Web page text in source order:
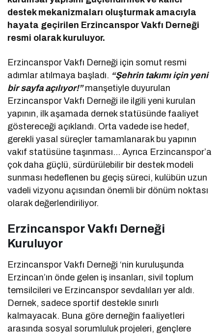
destek mekanizmaları oluşturmak amacıyla
hayata geçirilen Erzincanspor Vakfı Derneği
resmi olarak kuruluyor.
Erzincanspor Vakfı Derneği için somut resmi
adımlar atılmaya başladı. “Şehrin takımı için yeni
bir sayfa açılıyor!”manşetiyle duyurulan
Erzincanspor Vakfı Derneği ile ilgili yeni kurulan
yapının, ilk aşamada dernek statüsünde faaliyet
göstereceği açıklandı. Orta vadede ise hedef,
gerekli yasal süreçler tamamlanarak bu yapının
vakıf statüsüne taşınması… Ayrıca Erzincanspor’a
çok daha güçlü, sürdürülebilir bir destek modeli
sunması hedeflenen bu geçiş süreci, kulübün uzun
vadeli vizyonu açısından önemli bir dönüm noktası
olarak değerlendiriliyor.
Erzincanspor Vakfı Derneği
Kuruluyor
Erzincanspor Vakfı Derneği ‘nin kuruluşunda
Erzincan’ın önde gelen iş insanları, sivil toplum
temsilcileri ve Erzincanspor sevdalıları yer aldı.
Dernek, sadece sportif destekle sınırlı
kalmayacak. Buna göre derneğin faaliyetleri
arasında sosyal sorumluluk projeleri, gençlere